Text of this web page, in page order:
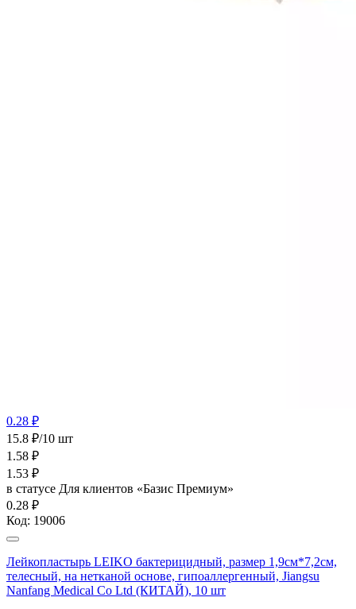
0.28 ₽
15.8 ₽/10 шт
1.58 ₽
1.53 ₽
в статусе Для клиентов «Базис Премиум»
0.28 ₽
Код: 19006
Лейкопластырь LEIKO бактерицидный, размер 1,9см*7,2см,
телесный, на нетканой основе, гипоаллергенный, Jiangsu
Nanfang Medical Co Ltd (КИТАЙ), 10 шт